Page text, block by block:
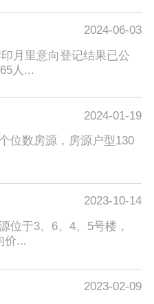
2024-06-03
月里意向登记结果已公
人...
2024-01-19
位数房源，房源户型130
2023-10-14
位于3、6、4、5号楼，
价...
2023-02-09